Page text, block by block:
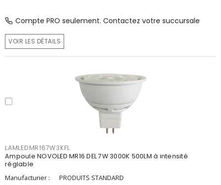
Compte PRO seulement. Contactez votre succursale
VOIR LES DÉTAILS
LAMLEDMR167W3KFL
Ampoule NOVOLED MR16 DEL 7W 3000K 500LM à intensité
réglable
Manufacturier :
PRODUITS STANDARD